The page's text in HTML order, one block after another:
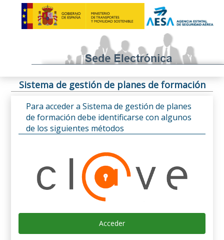
Sistema de gestión de planes de formación
Para acceder a Sistema de gestión de planes
de formación debe identificarse con algunos
de los siguientes métodos
Acceder